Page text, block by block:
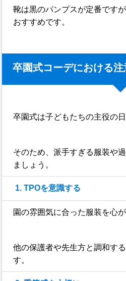
靴は黒のパンプスが定番です
おすすめです。
卒園式コーデにおける注
卒園式は子どもたちの主役の日
そのため、派手すぎる服装や
ましょう。
1. TPOを意識する
園の雰囲気に合った服装を心
他の保護者や先生方と調和す
す。